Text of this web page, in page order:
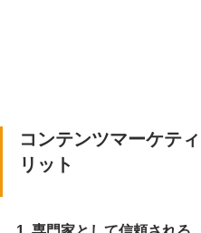
コンテンツマーケテ
リット